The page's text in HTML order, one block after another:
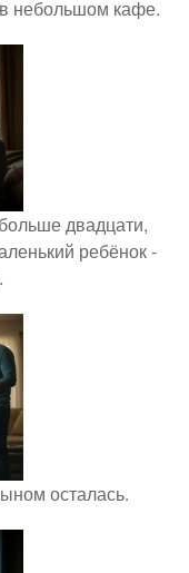
небольшом кафе.
двадцати,
ребёнок -
осталась.